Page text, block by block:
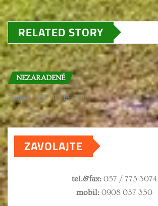
RELATED STORY
NEZARADENÉ
7omas okt 18, 2016
ZAVOLAJTE
tel.&fax:057 / 775 3074
mobil: 0908 037 350